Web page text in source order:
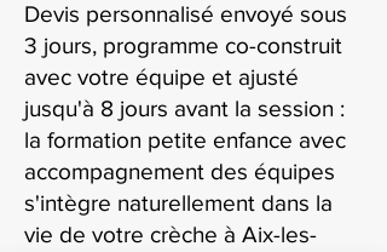
Devis personnalisé envoyé sous
3 jours, programme co-construit
avec votre équipe et ajusté
jusqu'à 8 jours avant la session :
la formation petite enfance avec
accompagnement des équipes
s'intègre naturellement dans la
vie de votre crèche à Aix-les-